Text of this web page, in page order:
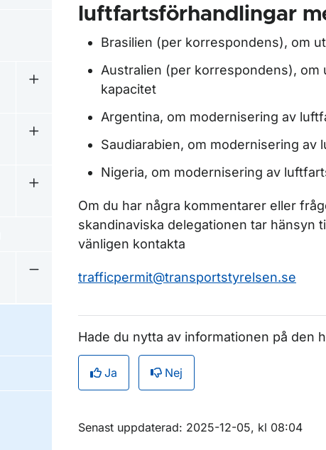
Undermeny för Flygoperativ information
Undermeny för Passagerar- och godstrafik
Undermeny för Specialiserad flygverksamhet, SPO
Undermeny för Luftfartsavtal och luftfartsförhandlingar
luftfartsförhandlingar
Brasilien (per korrespondens), om
Australien (per korrespondens),
kapacitet
Argentina, om modernisering av
Saudiarabien, om modernisering av
Nigeria, om modernisering av
Om du har några kommentarer eller
skandinaviska delegationen tar hänsyn
vänligen kontakta
trafficpermit@transportstyrelsen.se
Hade du nytta av informationen på den
Ja Nej
Om sidan
Senast uppdaterad: 2025-12-05, kl 08:04